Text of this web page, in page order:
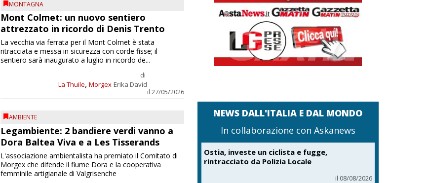
MONTAGNA
Mont Colmet: un nuovo sentiero
attrezzato in ricordo di Denis Trento
La Thuile, Morgex
di
Erika David
il 27/05/2026
La vecchia via ferrata per il Mont Colmet è stata
ritracciata e messa in sicurezza con corde fisse; il
sentiero sarà inaugurato a luglio in ricordo de...
AMBIENTE
Legambiente: 2 bandiere verdi vanno a
Dora Baltea Viva e a Les Tisserands
L'associazione ambientalista ha premiato il Comitato di
Morgex che difende il fiume Dora e la cooperativa
femminile artigianale di Valgrisenche
NEWS DALL'ITALIA E DAL MONDO
In collaborazione con Askanews
Ostia, investe un ciclista e fugge,
rintracciato da Polizia Locale
il 08/08/2026